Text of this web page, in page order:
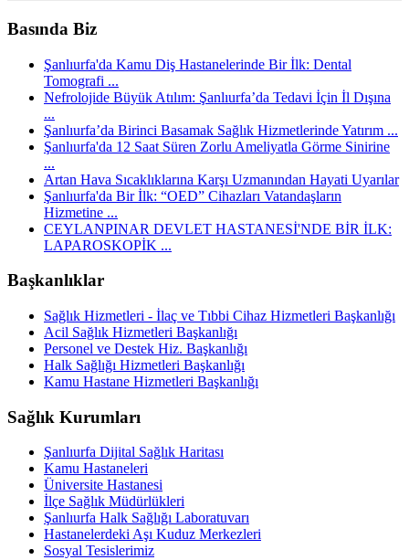
Basında Biz
Şanlıurfa'da Kamu Diş Hastanelerinde Bir İlk: Dental
Tomografi ...
Nefrolojide Büyük Atılım: Şanlıurfa’da Tedavi İçin İl Dışına
...
Şanlıurfa’da Birinci Basamak Sağlık Hizmetlerinde Yatırım ...
Şanlıurfa'da 12 Saat Süren Zorlu Ameliyatla Görme Sinirine
...
Artan Hava Sıcaklıklarına Karşı Uzmanından Hayati Uyarılar
Şanlıurfa'da Bir İlk: “OED” Cihazları Vatandaşların
Hizmetine ...
CEYLANPINAR DEVLET HASTANESİ'NDE BİR İLK:
LAPAROSKOPİK ...
Başkanlıklar
Sağlık Hizmetleri - İlaç ve Tıbbi Cihaz Hizmetleri Başkanlığı
Acil Sağlık Hizmetleri Başkanlığı
Personel ve Destek Hiz. Başkanlığı
Halk Sağlığı Hizmetleri Başkanlığı
Kamu Hastane Hizmetleri Başkanlığı
Sağlık Kurumları
Şanlıurfa Dijital Sağlık Haritası
Kamu Hastaneleri
Üniversite Hastanesi
İlçe Sağlık Müdürlükleri
Şanlıurfa Halk Sağlığı Laboratuvarı
Hastanelerdeki Aşı Kuduz Merkezleri
Sosyal Tesislerimiz